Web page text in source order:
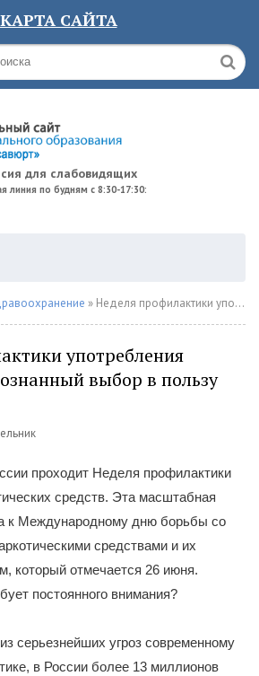
КАРТА САЙТА
для слабовидящих
линия по будням с 8:30-17:30:
» Неделя профилактики употребления наркотиков: осознанный выбор в пользу жизни
употребления
выбор в пользу
проходит Неделя профилактики
средств. Эта масштабная
к Международному дню борьбы со
средствами и их
который отмечается 26 июня.
постоянного внимания?
серьезнейших угроз современному
в России более 13 миллионов